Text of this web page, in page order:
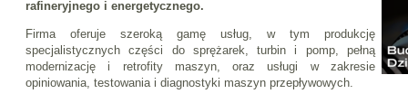
rafineryjnego i energetycznego.
Firma oferuje szeroką gamę usług, w tym produkcję
specjalistycznych części do sprężarek, turbin i pomp, pełną
modernizację i retrofity maszyn, oraz usługi w zakresie
opiniowania, testowania i diagnostyki maszyn przepływowych.